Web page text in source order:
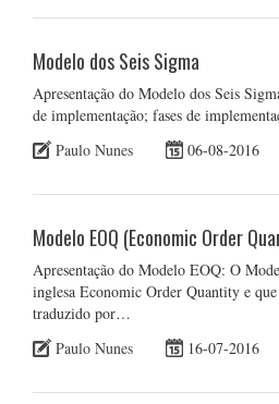
Modelo dos Seis Sigma
Apresentação do Modelo dos Seis
de implementação; fases de
Paulo Nunes
06-08-2016
Modelo EOQ (Economic Order
Apresentação do Modelo EOQ: O
inglesa Economic Order Quantity e
traduzido por…
Paulo Nunes
16-07-2016